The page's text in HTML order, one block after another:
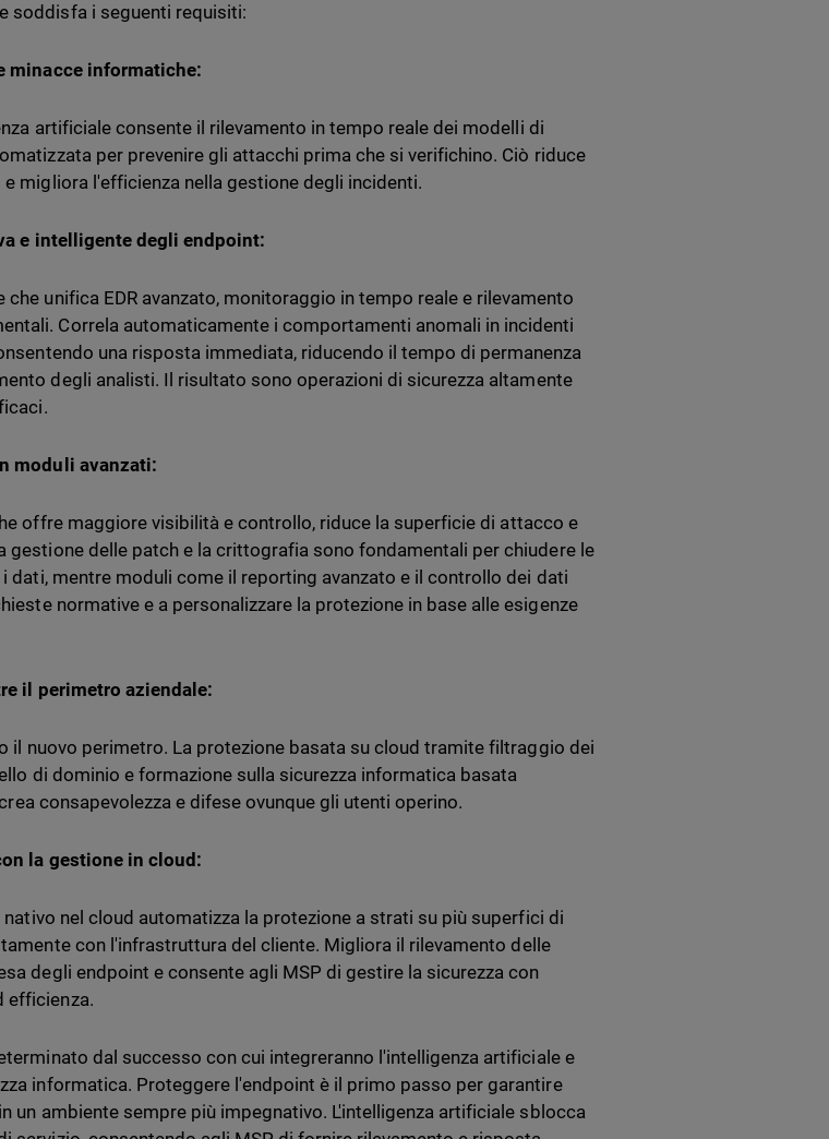
soddisfa i seguenti requisiti:
minacce informatiche:
artificiale consente il rilevamento in tempo reale dei modelli di
per prevenire gli attacchi prima che si verifichino. Ciò riduce
e migliora l'efficienza nella gestione degli incidenti.
e intelligente degli endpoint:
che unifica EDR avanzato, monitoraggio in tempo reale e rilevamento
Correla automaticamente i comportamenti anomali in incidenti
una risposta immediata, riducendo il tempo di permanenza
degli analisti. Il risultato sono operazioni di sicurezza altamente
moduli avanzati:
offre maggiore visibilità e controllo, riduce la superficie di attacco e
gestione delle patch e la crittografia sono fondamentali per chiudere le
dati, mentre moduli come il reporting avanzato e il controllo dei dati
normative e a personalizzare la protezione in base alle esigenze
il perimetro aziendale:
il nuovo perimetro. La protezione basata su cloud tramite filtraggio dei
di dominio e formazione sulla sicurezza informatica basata
consapevolezza e difese ovunque gli utenti operino.
la gestione in cloud:
nel cloud automatizza la protezione a strati su più superfici di
con l'infrastruttura del cliente. Migliora il rilevamento delle
degli endpoint e consente agli MSP di gestire la sicurezza con
efficienza.
dal successo con cui integreranno l'intelligenza artificiale e
informatica. Proteggere l'endpoint è il primo passo per garantire
un ambiente sempre più impegnativo. L'intelligenza artificiale sblocca